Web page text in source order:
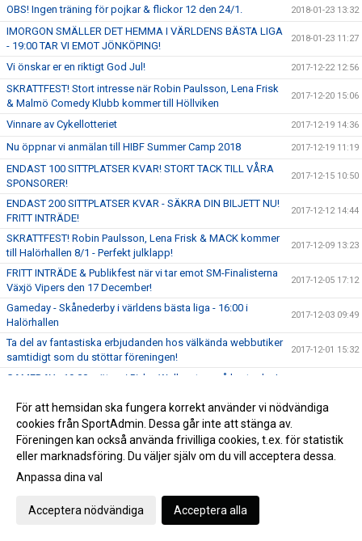
OBS! Ingen träning för pojkar & flickor 12 den 24/1. 2018-01-23 13:32
IMORGON SMÄLLER DET HEMMA I VÄRLDENS BÄSTA LIGA
- 19:00 TAR VI EMOT JÖNKÖPING!
2018-01-23 11:27
Vi önskar er en riktigt God Jul! 2017-12-22 12:56
SKRATTFEST! Stort intresse när Robin Paulsson, Lena Frisk
& Malmö Comedy Klubb kommer till Höllviken
2017-12-20 15:06
Vinnare av Cykellotteriet 2017-12-19 14:36
Nu öppnar vi anmälan till HIBF Summer Camp 2018 2017-12-19 11:19
ENDAST 100 SITTPLATSER KVAR! STORT TACK TILL VÅRA
SPONSORER!
2017-12-15 10:50
ENDAST 200 SITTPLATSER KVAR - SÄKRA DIN BILJETT NU!
FRITT INTRÄDE!
2017-12-12 14:44
SKRATTFEST! Robin Paulsson, Lena Frisk & MACK kommer
till Halörhallen 8/1 - Perfekt julklapp!
2017-12-09 13:23
FRITT INTRÄDE & Publikfest när vi tar emot SM-Finalisterna
Växjö Vipers den 17 December!
2017-12-05 17:12
Gameday - Skånederby i världens bästa liga - 16:00 i
Halörhallen
2017-12-03 09:49
Ta del av fantastiska erbjudanden hos välkända webbutiker
samtidigt som du stöttar föreningen!
2017-12-01 15:32
GAMEDAY - 19:00 möter vi Pixbo Wallenstam på bortaplan!
Fabian Hansson på dubbellicens till Malmö FBC 2017-11-24 10:10
GAMEDAY - 19:00 tar vi emot Team Thorengruppen hemma i
Halörhallen
2017-11-22 10:16
Stabil hemmaseger för damlaget mot Engelholm 2017-11-20 09:38
Imorgon smäller det hemma i Halörhallen - 19:45 tar vi emot
OTROLIGT LYCKAD VECKA I SKÅNEMÄSTERSKAPEN - SSL,
För att hemsidan ska fungera korrekt använder vi nödvändiga
cookies från SportAdmin. Dessa går inte att stänga av.
Föreningen kan också använda frivilliga cookies, t.ex. för statistik
eller marknadsföring. Du väljer själv om du vill acceptera dessa.
Anpassa dina val
Acceptera nödvändiga Acceptera alla